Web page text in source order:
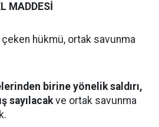
MADDESİ
çeken hükmü, ortak savunma
birine yönelik saldırı,
sayılacakve ortak savunma